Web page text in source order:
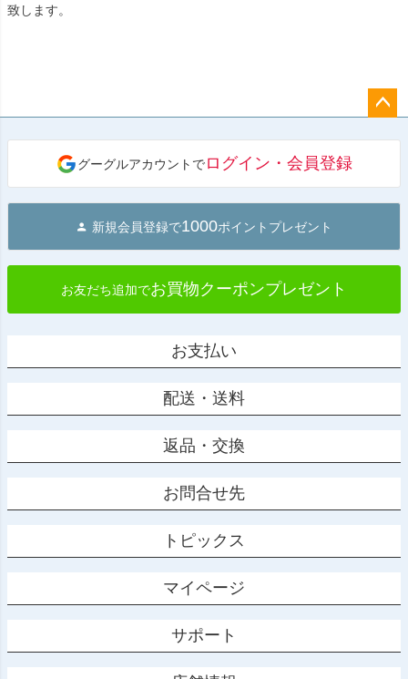
致します。
へ
グーグルアカウントでログイン・会員登録
新規会員登録で1000ポイントプレゼント
お友だち追加でお買物クーポンプレゼント
お支払い
配送・送料
返品・交換
お問合せ先
トピックス
マイページ
サポート